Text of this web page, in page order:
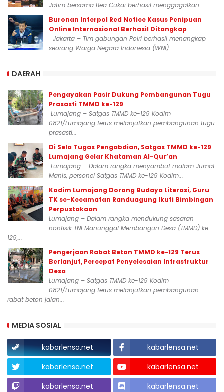
Jatim bersama Bea Cukai berhasil menggagalkan...
Buronan Interpol Red Notice Kasus Penipuan
Online Internasional Berhasil Ditangkap
Jakarta – Tim gabungan Polri berhasil menangkap
seorang Warga Negara Indonesia (WNI)...
DAERAH
Pengayakan Pasir Dukung Pembangunan Tugu
Prasasti TMMD ke-129
Lumajang – Satgas TMMD ke-129 Kodim
0821/Lumajang terus melanjutkan pembangunan tugu
prasasti...
Di Sela Tugas Pengabdian, Satgas TMMD ke-129
Lumajang Gelar Khataman Al-Qur’an
Lumajang – Dalam rangka menyambut malam Jumat
Manis, personel Satgas TMMD ke-129 Kodim...
Kodim Lumajang Dorong Budaya Literasi, Guru
TK se-Kecamatan Randuagung Ikuti Bimbingan
Perpustakaan
Lumajang – Dalam rangka mendukung sasaran
nonfisik TNI Manunggal Membangun Desa (TMMD) ke-
129,...
Pengerjaan Rabat Beton TMMD ke-129 Terus
Berlanjut, Percepat Penyelesaian Infrastruktur
Desa
Lumajang – Satgas TMMD ke-129 Kodim
0821/Lumajang terus melanjutkan pembangunan
rabat beton jalan...
MEDIA SOSIAL
kabarlensa.net
kabarlensa.net
kabarlensa.net
kabarlensa.net
kabarlensa.net
kabarlensa.net